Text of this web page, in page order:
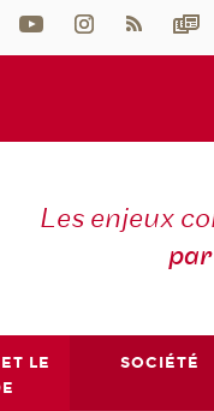
Les enjeux
LE
SOCIÉTÉ